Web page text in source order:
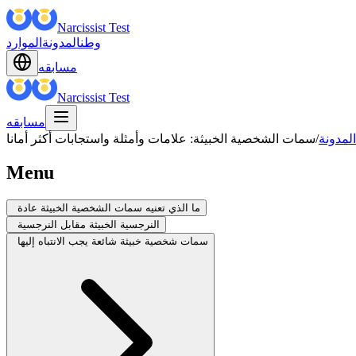
Narcissist Test
وطنالمدونة الموارد
مسابقه
Narcissist Test
مسابقه
المدونة/سمات الشخصية الخبيثة: علامات وأمثلة واستجابات أكثر أمانا
Menu
ما الذي تعنيه سمات الشخصية الخبيثة عادة
النرجسية الخبيثة مقابل النرجسية
سمات شخصية خبيثة شائعة يجب الانتباه إليها